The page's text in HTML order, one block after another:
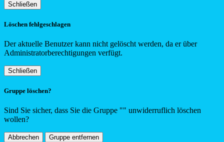
Schließen
Löschen fehlgeschlagen
Der aktuelle Benutzer kann nicht gelöscht werden, da er über
Administratorberechtigungen verfügt.
Schließen
Gruppe löschen?
Sind Sie sicher, dass Sie die Gruppe "" unwiderruflich löschen
wollen?
Abbrechen Gruppe entfernen